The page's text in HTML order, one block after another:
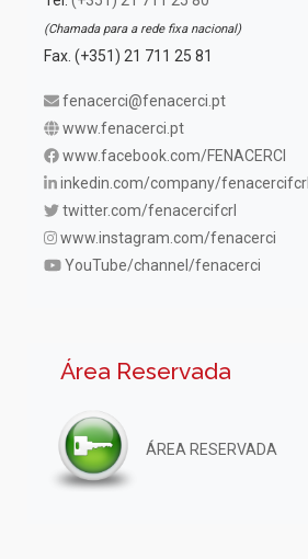
(Chamada para a rede fixa nacional)
Fax. (+351) 21 711 25 81
fenacerci@fenacerci.pt
www.fenacerci.pt
www.facebook.com/FENACERCI
inkedin.com/company/fenacercifcrl
twitter.com/fenacercifcrl
www.instagram.com/fenacerci
YouTube/channel/fenacerci
Área Reservada
ÁREA RESERVADA